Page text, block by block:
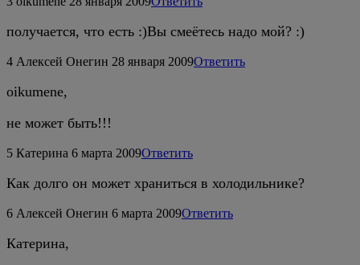
получается, что есть :)Вы смеётесь надо мой? :)
4 Алексей Онегин 28 января 2009Ответить
oikumene,
не может быть!!!
5 Катерина 6 марта 2009Ответить
Как долго он может храниться в холодильнике?
6 Алексей Онегин 6 марта 2009Ответить
Катерина,